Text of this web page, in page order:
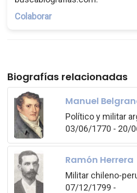
Colaborar
Biografías relacionadas
Manuel
Político y militar
03/06/1770 - 20/
Ramón Herrera
Militar chileno-
07/12/1799 -